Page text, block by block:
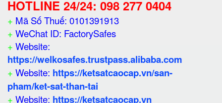
HOTLINE 24/24: 098 277 0404
+ Mã Số Thuế: 0101391913
+ WeChat ID: FactorySafes
+ Website:
https://welkosafes.trustpass.alibaba.com
+ Website: https://ketsatcaocap.vn/san-
pham/ket-sat-than-tai
+ Website: https://ketsatcaocap.vn